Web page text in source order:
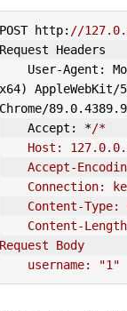
POST http: //
Request
Headers
User-Agent :
x64) AppleWebKit/
Chrome/89.0.
Accept : */*
Host:
Accept-
Connection:
Content-
Content-
Request Body
    username: "1"